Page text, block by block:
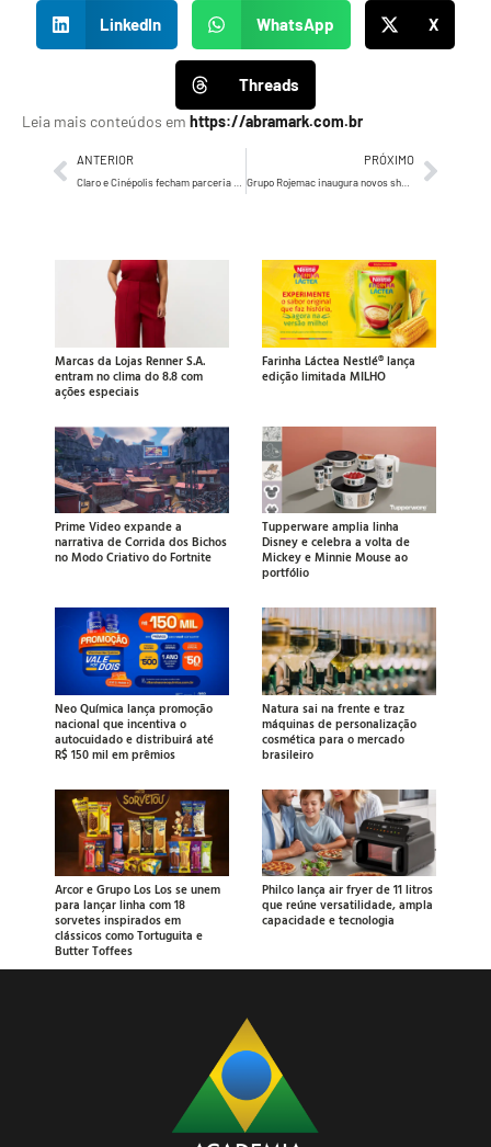
LinkedIn WhatsApp X
Threads
Leia mais conteúdos em https://abramark.com.br
ANTERIOR PRÓXIMO
Grupo Rojemac inaugura novos showrooms em São Paulo e reforça sua estratégia de crescimento
Marcas da Lojas Renner S.A.
entram no clima do 8.8 com
ações especiais
Farinha Láctea Nestlé® lança
edição limitada MILHO
Prime Video expande a
narrativa de Corrida dos Bichos
no Modo Criativo do Fortnite
Tupperware amplia linha
Disney e celebra a volta de
Mickey e Minnie Mouse ao
portfólio
Neo Química lança promoção
nacional que incentiva o
autocuidado e distribuirá até
R$ 150 mil em prêmios
Natura sai na frente e traz
máquinas de personalização
cosmética para o mercado
brasileiro
Arcor e Grupo Los Los se unem
para lançar linha com 18
sorvetes inspirados em
clássicos como Tortuguita e
Butter Toffees
Philco lança air fryer de 11 litros
que reúne versatilidade, ampla
capacidade e tecnologia